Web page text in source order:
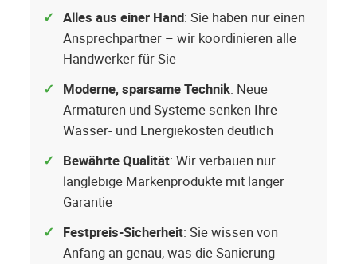
Alles aus einer Hand: Sie haben nur einen
Ansprechpartner – wir koordinieren alle
Handwerker für Sie
Moderne, sparsame Technik: Neue
Armaturen und Systeme senken Ihre
Wasser- und Energiekosten deutlich
Bewährte Qualität: Wir verbauen nur
langlebige Markenprodukte mit langer
Garantie
Festpreis-Sicherheit: Sie wissen von
Anfang an genau, was die Sanierung